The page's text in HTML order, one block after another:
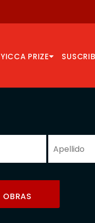
YICCA PRIZE
OBRAS